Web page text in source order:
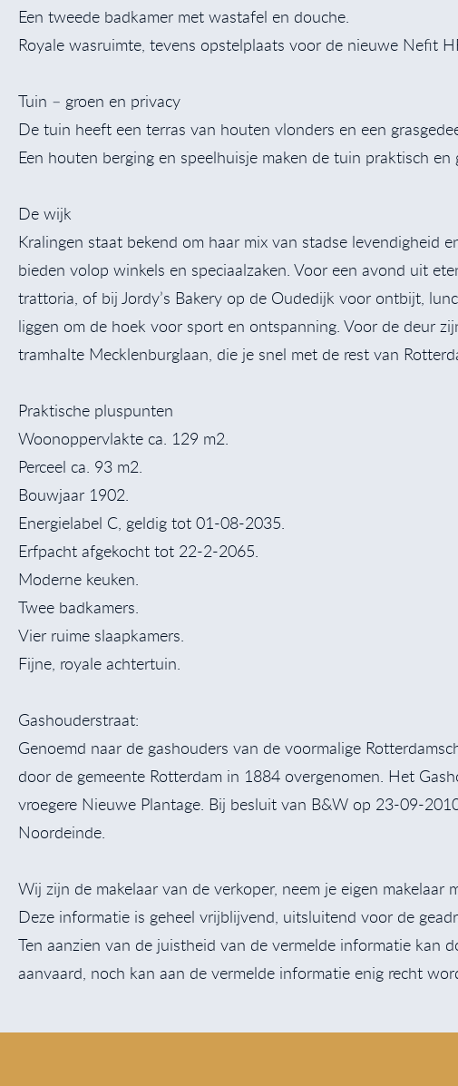
Een tweede badkamer met wastafel en douche.
Royale wasruimte, tevens opstelplaats voor de nieuwe Nefit
Tuin – groen en privacy
De tuin heeft een terras van houten vlonders en een
Een houten berging en speelhuisje maken de tuin praktisch en
De wijk
Kralingen staat bekend om haar mix van stadse levendigheid
bieden volop winkels en speciaalzaken. Voor een avond uit
trattoria, of bij Jordy’s Bakery op de Oudedijk voor ontbijt,
liggen om de hoek voor sport en ontspanning. Voor de deur
tramhalte Mecklenburglaan, die je snel met de rest van
Praktische pluspunten
Woonoppervlakte ca. 129 m2.
Perceel ca. 93 m2.
Bouwjaar 1902.
Energielabel C, geldig tot 01-08-2035.
Erfpacht afgekocht tot 22-2-2065.
Moderne keuken.
Twee badkamers.
Vier ruime slaapkamers.
Fijne, royale achtertuin.
Gashouderstraat:
Genoemd naar de gashouders van de voormalige
door de gemeente Rotterdam in 1884 overgenomen. Het
vroegere Nieuwe Plantage. Bij besluit van B&W op 23-09-
Noordeinde.
Wij zijn de makelaar van de verkoper, neem je eigen makelaar
Deze informatie is geheel vrijblijvend, uitsluitend voor de
Ten aanzien van de juistheid van de vermelde informatie kan
aanvaard, noch kan aan de vermelde informatie enig recht